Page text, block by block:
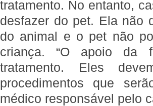
tratamento. No entanto,
desfazer do pet. Ela não
do animal e o pet não
criança. “O apoio da
tratamento. Eles
procedimentos que
médico responsável pelo